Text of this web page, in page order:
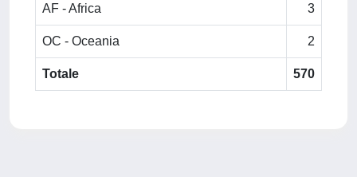
AF - Africa 3
OC - Oceania 2
Totale 570